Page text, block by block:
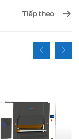
Tiếp theo